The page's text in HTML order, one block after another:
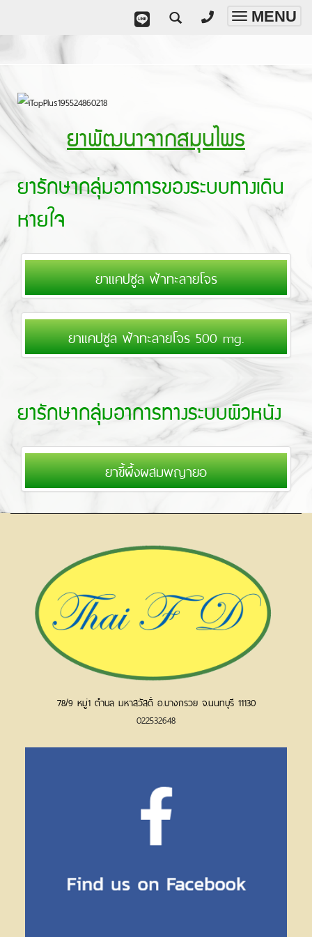
Toggle
MENU
ยาพัฒนาจากสมุนไพร
ยารักษากลุ่มอาการของระบบทางเดิน
หายใจ
ยาแคปซูล ฟ้าทะลายโจร
ยาแคปซูล ฟ้าทะลายโจร 500 mg.
ยารักษากลุ่มอาการทางระบบผิวหนัง
ยาขี้ผึ้งผสมพญายอ
78/9 หมู่1 ตำบล มหาสวัสดิ์ อ.บางกรวย จ.นนทบุรี 11130
022532648